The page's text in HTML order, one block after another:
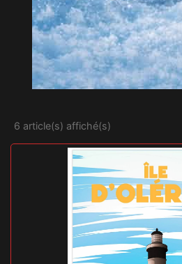
6 article(s) affiché(s)